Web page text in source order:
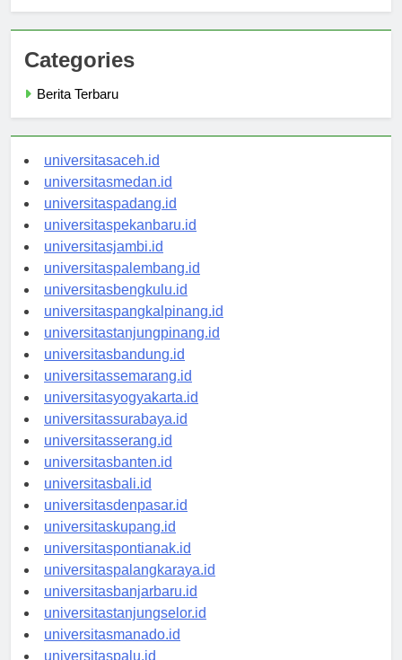
Categories
universitasaceh.id
universitasmedan.id
universitaspadang.id
universitaspekanbaru.id
universitasjambi.id
universitaspalembang.id
universitasbengkulu.id
universitaspangkalpinang.id
universitastanjungpinang.id
universitasbandung.id
universitassemarang.id
universitasyogyakarta.id
universitassurabaya.id
universitasserang.id
universitasbanten.id
universitasbali.id
universitasdenpasar.id
universitaskupang.id
universitaspontianak.id
universitaspalangkaraya.id
universitasbanjarbaru.id
universitastanjungselor.id
universitasmanado.id